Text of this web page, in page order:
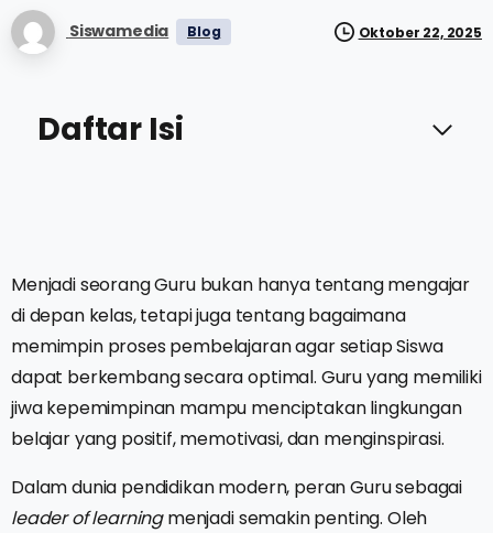
Siswamedia Blog Oktober 22, 2025
Daftar Isi
Menjadi seorang Guru bukan hanya tentang mengajar
di depan kelas, tetapi juga tentang bagaimana
memimpin proses pembelajaran agar setiap Siswa
dapat berkembang secara optimal. Guru yang memiliki
jiwa kepemimpinan mampu menciptakan lingkungan
belajar yang positif, memotivasi, dan menginspirasi.
Dalam dunia pendidikan modern, peran Guru sebagai
leader of learningmenjadi semakin penting. Oleh